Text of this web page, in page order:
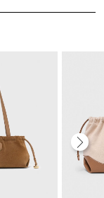
d'offrir le